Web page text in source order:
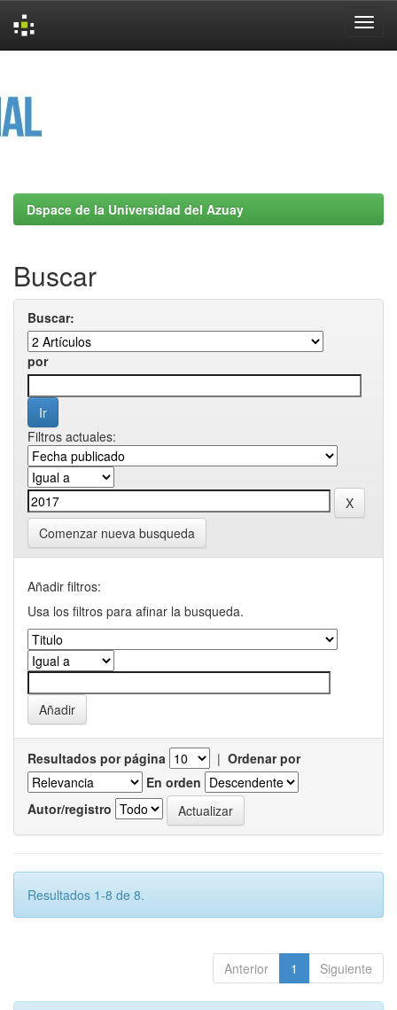
Dspace de la Universidad del Azuay
Buscar
Buscar:
por
Filtros actuales:
Comenzar nueva busqueda
Añadir filtros:
Usa los filtros para afinar la busqueda.
Resultados por página | Ordenar por
En orden
Autor/registro
Resultados 1-8 de 8.
Anterior 1 Siguiente